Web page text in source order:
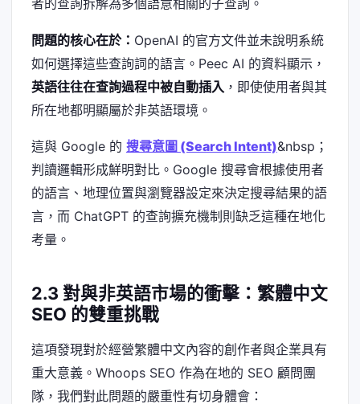
問題的核心在於： OpenAI 的官方文件並未說明系統
如何選擇這些查詢詞的語言。Peec AI 的資料顯示，
英語往往在查詢過程中被自動插入 ，即使使用者與其
所在地都明顯屬於非英語環境。
這與 Google 的 搜尋意圖 (Search Intent)&nbsp；
判讀邏輯形成鮮明對比。Google 搜尋會根據使用者
的語言、地理位置與瀏覽器設定來決定搜尋結果的語
言，而 ChatGPT 的查詢擴充機制則缺乏這種在地化
考量。
2.3 對與非英語市場的衝擊：繁體中文
SEO 的雙重挑戰
這項發現對於經營繁體中文內容的創作者與企業具有
重大意義。Whoops SEO 作為在地的 SEO 顧問團
隊，我們對此問題的嚴重性有切身體會：